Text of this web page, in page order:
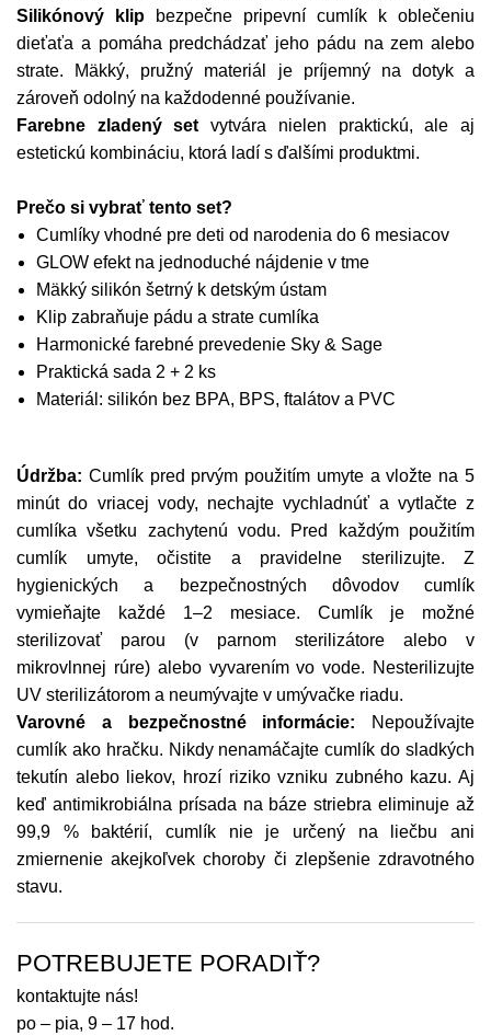
Silikónový klip
bezpečne pripevní cumlík k oblečeniu
dieťaťa a pomáha predchádzať jeho pádu na zem alebo
strate. Mäkký, pružný materiál je príjemný na dotyk a
zároveň odolný na každodenné používanie.
Farebne zladený setvytvára nielen praktickú, ale aj
estetickú kombináciu, ktorá ladí s ďalšími produktmi.
Prečo si vybrať tento set?
Cumlíky vhodné pre deti od narodenia do 6 mesiacov
GLOW efekt na jednoduché nájdenie v tme
Mäkký silikón šetrný k detským ústam
Klip zabraňuje pádu a strate cumlíka
Harmonické farebné prevedenie Sky & Sage
Praktická sada 2 + 2 ks
Materiál: silikón bez BPA, BPS, ftalátov a PVC
Údržba: Cumlík pred prvým použitím umyte a vložte na 5
minút do vriacej vody, nechajte vychladnúť a vytlačte z
cumlíka všetku zachytenú vodu. Pred každým použitím
cumlík umyte, očistite a pravidelne sterilizujte. Z
hygienických a bezpečnostných dôvodov cumlík
vymieňajte každé 1–2 mesiace. Cumlík je možné
sterilizovať parou (v parnom sterilizátore alebo v
mikrovlnnej rúre) alebo vyvarením vo vode. Nesterilizujte
UV sterilizátorom a neumývajte v umývačke riadu.
Varovné a bezpečnostné informácie:
Nepoužívajte
cumlík ako hračku. Nikdy nenamáčajte cumlík do sladkých
tekutín alebo liekov, hrozí riziko vzniku zubného kazu. Aj
keď antimikrobiálna prísada na báze striebra eliminuje až
99,9 % baktérií, cumlík nie je určený na liečbu ani
zmiernenie akejkoľvek choroby či zlepšenie zdravotného
stavu.
POTREBUJETE PORADIŤ?
kontaktujte nás!
po – pia, 9 – 17 hod.